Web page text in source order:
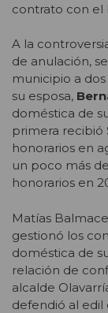
contrato con el
A la
de anulación,
municipio a
su esposa,
doméstica de
primera recibió
honorarios en
un poco más
honorarios en
Matías
gestionó los
doméstica de
relación de
alcalde
defendió al edil